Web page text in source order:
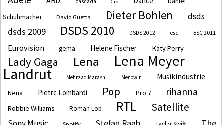
cascada Cro
Schuhmacher
David Guetta Dieter Bohlen dsds
dsds 2009 DSDS 2010 DSDS 2012 esc ESC 2011
Eurovision gema Helene Fischer Katy Perry
Lady Gaga Lena Lena Meyer-
Landrut Mehrzad Marashi Menowin Musikindustrie
Nena Pietro Lombardi Pop Pro 7 rihanna
Robbie Williams Roman Lob RTL Satellite